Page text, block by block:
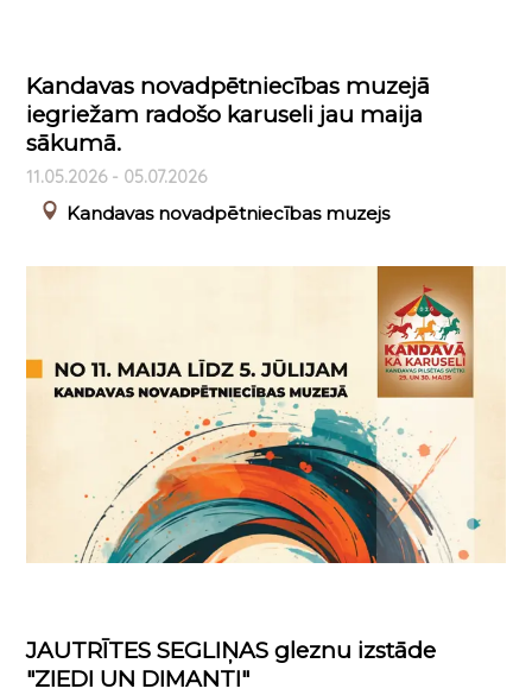
Kandavas novadpētniecības muzejā
iegriežam radošo karuseli jau maija
sākumā.
11.05.2026 - 05.07.2026
Kandavas novadpētniecības muzejs
JAUTRĪTES SEGLIŅAS gleznu izstāde
"ZIEDI UN DIMANTI"